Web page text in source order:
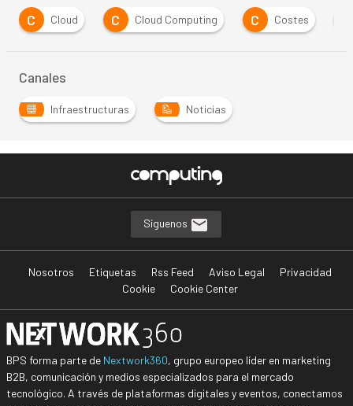
C
Cloud C Cloud Computing C Costes
Canales
Infraestructuras Noticias
Síguenos
Nosotros Etiquetas Rss Feed Aviso Legal
Privacidad
Cookie
Cookie Center
BPS forma parte de Nextwork360, grupo europeo líder en marketing
B2B, comunicación y medios especializados para el mercado
tecnológico. A través de plataformas digitales y eventos, conectamos